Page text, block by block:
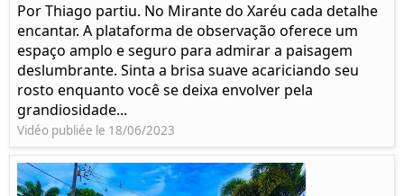
Por Thiago partiu. No Mirante do Xaréu cada detalhe
encantar. A plataforma de observação oferece um
espaço amplo e seguro para admirar a paisagem
deslumbrante. Sinta a brisa suave acariciando seu
rosto enquanto você se deixa envolver pela
grandiosidade...
Vidéo publiée le 18/06/2023